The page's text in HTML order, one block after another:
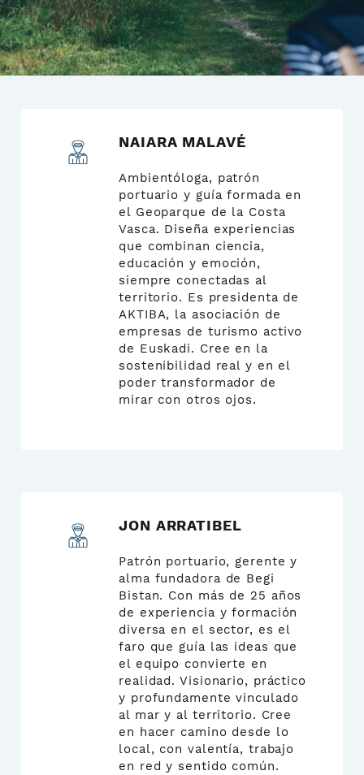
NAIARA MALAVÉ
Ambientóloga, patrón
portuario y guía formada en
el Geoparque de la Costa
Vasca. Diseña experiencias
que combinan ciencia,
educación y emoción,
siempre conectadas al
territorio. Es presidenta de
AKTIBA, la asociación de
empresas de turismo activo
de Euskadi. Cree en la
sostenibilidad real y en el
poder transformador de
mirar con otros ojos.
JON ARRATIBEL
Patrón portuario, gerente y
alma fundadora de Begi
Bistan. Con más de 25 años
de experiencia y formación
diversa en el sector, es el
faro que guía las ideas que
el equipo convierte en
realidad. Visionario, práctico
y profundamente vinculado
al mar y al territorio. Cree
en hacer camino desde lo
local, con valentía, trabajo
en red y sentido común.